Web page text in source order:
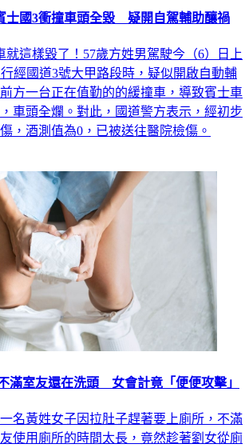
士國3衝撞車頭全毀 疑開自駕輔助釀禍
就這樣毀了！57歲方姓男駕駛今（6）日上
經國道3號大甲路段時，疑似開啟自動輔
方一台正在值勤的的緩撞車，導致賓士車
車頭全爛。對此，國道警方表示，經初步
，酒測值為0，已被送往醫院檢傷。
滿室友還在洗頭 女會計竟「便便攻擊」
名黃姓女子因拉肚子趕著要上廁所，不滿
使用廁所的時間太長，竟然趁著劉女從廁